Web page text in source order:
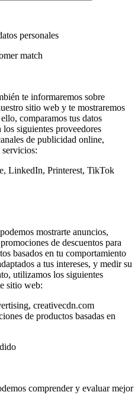
personales
match
te informaremos sobre
sitio web y te mostraremos
comparamos tus datos
siguientes proveedores
de publicidad online,
servicios:
LinkedIn, Printerest, TikTok
mostrarte anuncios,
de descuentos para
basados en tu comportamiento
a tus intereses, y medir su
utilizamos los siguientes
sitio web:
creativecdn.com
de productos basadas en
comprender y evaluar mejor